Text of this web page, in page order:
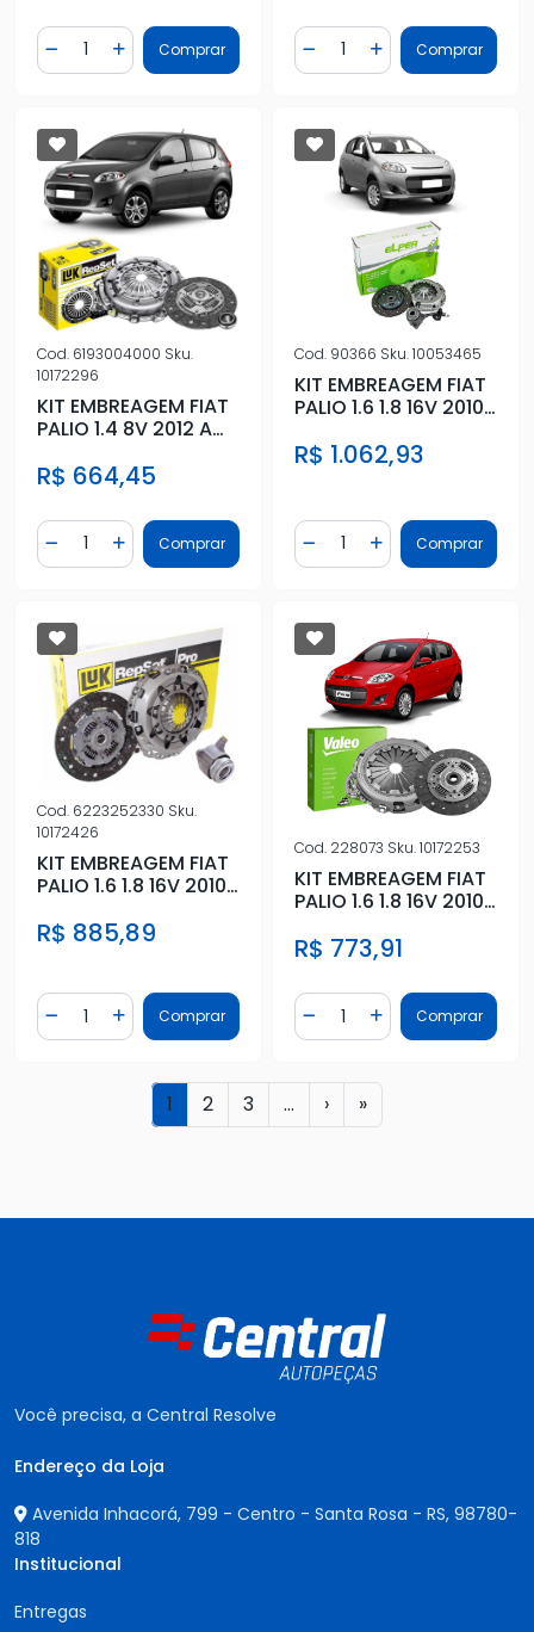
Diminuir Quantidade
Quantidade
Adicionar Quantidade
Comprar Diminuir Quantidade
Quantidade
AdicionarComprar
Cod. 6193004000 Sku.
10172296
KIT EMBREAGEM FIAT
PALIO 1.4 8V 2012 A
ROLAMENTO
R$ 664,45
Diminuir Quantidade
Quantidade
Adicionar Quantidade
Comprar
Cod. 90366 Sku.10053465
KIT EMBREAGEM FIAT
PALIO 1.6 1.8 16V 2010/
R$ 1.062,93
Diminuir Quantidade
Quantidade
AdicionarComprar
Cod. 6223252330 Sku.
10172426
KIT EMBREAGEM FIAT
PALIO 1.6 1.8 16V 2010/
R$ 885,89
Diminuir Quantidade
Quantidade
Adicionar Quantidade
Comprar
Cod. 228073 Sku.10172253
KIT EMBREAGEM FIAT
PALIO 1.6 1.8 16V 2010/
R$ 773,91
Diminuir Quantidade
Quantidade
AdicionarComprar
1 2 3 ... › »
Você precisa, a Central Resolve
Endereço da Loja
Avenida Inhacorá, 799 - Centro - Santa Rosa - RS, 98780-
818
Institucional
Entregas